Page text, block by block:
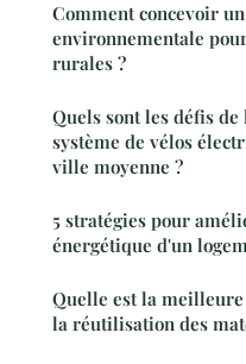
Comment concevoir
environnementale
rurales ?
Quels sont les défis
système de vélos
ville moyenne ?
5 stratégies pour
énergétique d'un
Quelle est la
la réutilisation des